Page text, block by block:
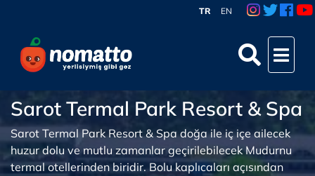
TR EN
Sarot Termal Park Resort & Spa
Sarot Termal Park Resort & Spa doğa ile iç içe ailecek
huzur dolu ve mutlu zamanlar geçirilebilecek Mudurnu
termal otellerinden biridir. Bolu kaplıcaları açısından